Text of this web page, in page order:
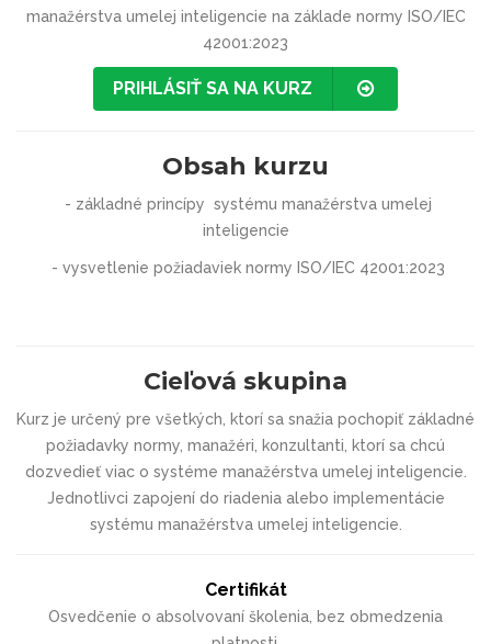
manažérstva umelej inteligencie na základe normy ISO/IEC
42001:2023
PRIHLÁSIŤ SA NA KURZ
Obsah kurzu
- základné princípy systému manažérstva umelej
inteligencie
- vysvetlenie požiadaviek normy ISO/IEC 42001:2023
Cieľová skupina
Kurz je určený pre všetkých, ktorí sa snažia pochopiť základné
požiadavky normy, manažéri, konzultanti, ktorí sa chcú
dozvedieť viac o systéme manažérstva umelej inteligencie.
Jednotlivci zapojení do riadenia alebo implementácie
systému manažérstva umelej inteligencie.
Certifikát
Osvedčenie o absolvovaní školenia, bez obmedzenia